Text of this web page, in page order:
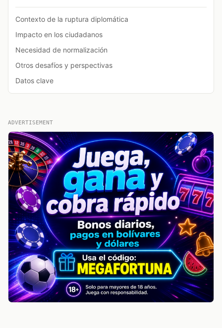
Contexto de la ruptura diplomática
Impacto en los ciudadanos
Necesidad de normalización
Otros desafíos y perspectivas
Datos clave
ADVERTISEMENT